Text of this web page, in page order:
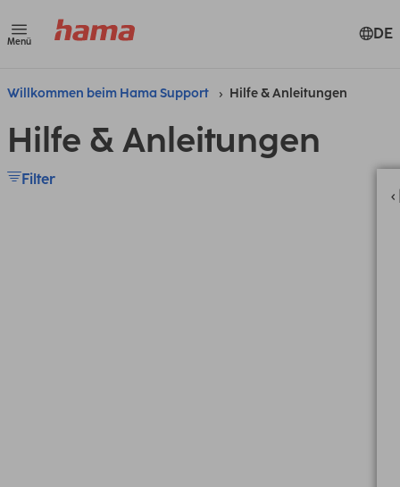
Menü DE
Willkommen beim Hama Support Hilfe & Anleitungen
Hilfe & Anleitungen
Filter